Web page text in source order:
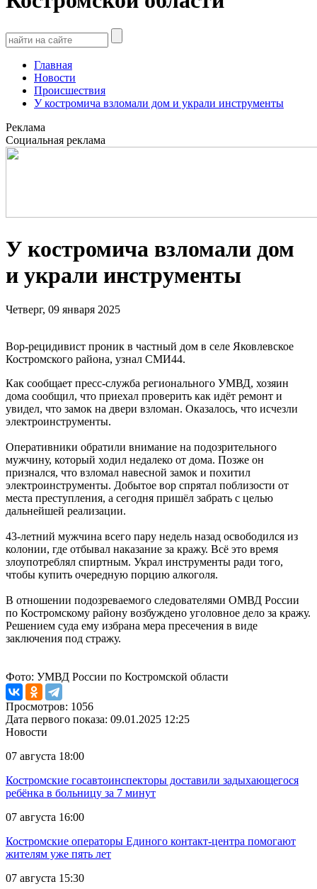
Главная
Новости
Происшествия
У костромича взломали дом и украли инструменты
Реклама
Социальная реклама
У костромича взломали дом
и украли инструменты
Четверг, 09 января 2025
Вор-рецидивист проник в частный дом в селе Яковлевское
Костромского района, узнал СМИ44.
Как сообщает пресс-служба регионального УМВД, хозяин
дома сообщил, что приехал проверить как идёт ремонт и
увидел, что замок на двери взломан. Оказалось, что исчезли
электроинструменты.
Оперативники обратили внимание на подозрительного
мужчину, который ходил недалеко от дома. Позже он
признался, что взломал навесной замок и похитил
электроинструменты. Добытое вор спрятал поблизости от
места преступления, а сегодня пришёл забрать с целью
дальнейшей реализации.
43-летний мужчина всего пару недель назад освободился из
колонии, где отбывал наказание за кражу. Всё это время
злоупотреблял спиртным. Украл инструменты ради того,
чтобы купить очередную порцию алкоголя.
В отношении подозреваемого следователями ОМВД России
по Костромскому району возбуждено уголовное дело за кражу.
Решением суда ему избрана мера пресечения в виде
заключения под стражу.
Фото: УМВД России по Костромской области
Просмотров: 1056
Дата первого показа: 09.01.2025 12:25
Новости
07 августа 18:00
Костромские госавтоинспекторы доставили задыхающегося
ребёнка в больницу за 7 минут
07 августа 16:00
Костромские операторы Единого контакт-центра помогают
жителям уже пять лет
07 августа 15:30